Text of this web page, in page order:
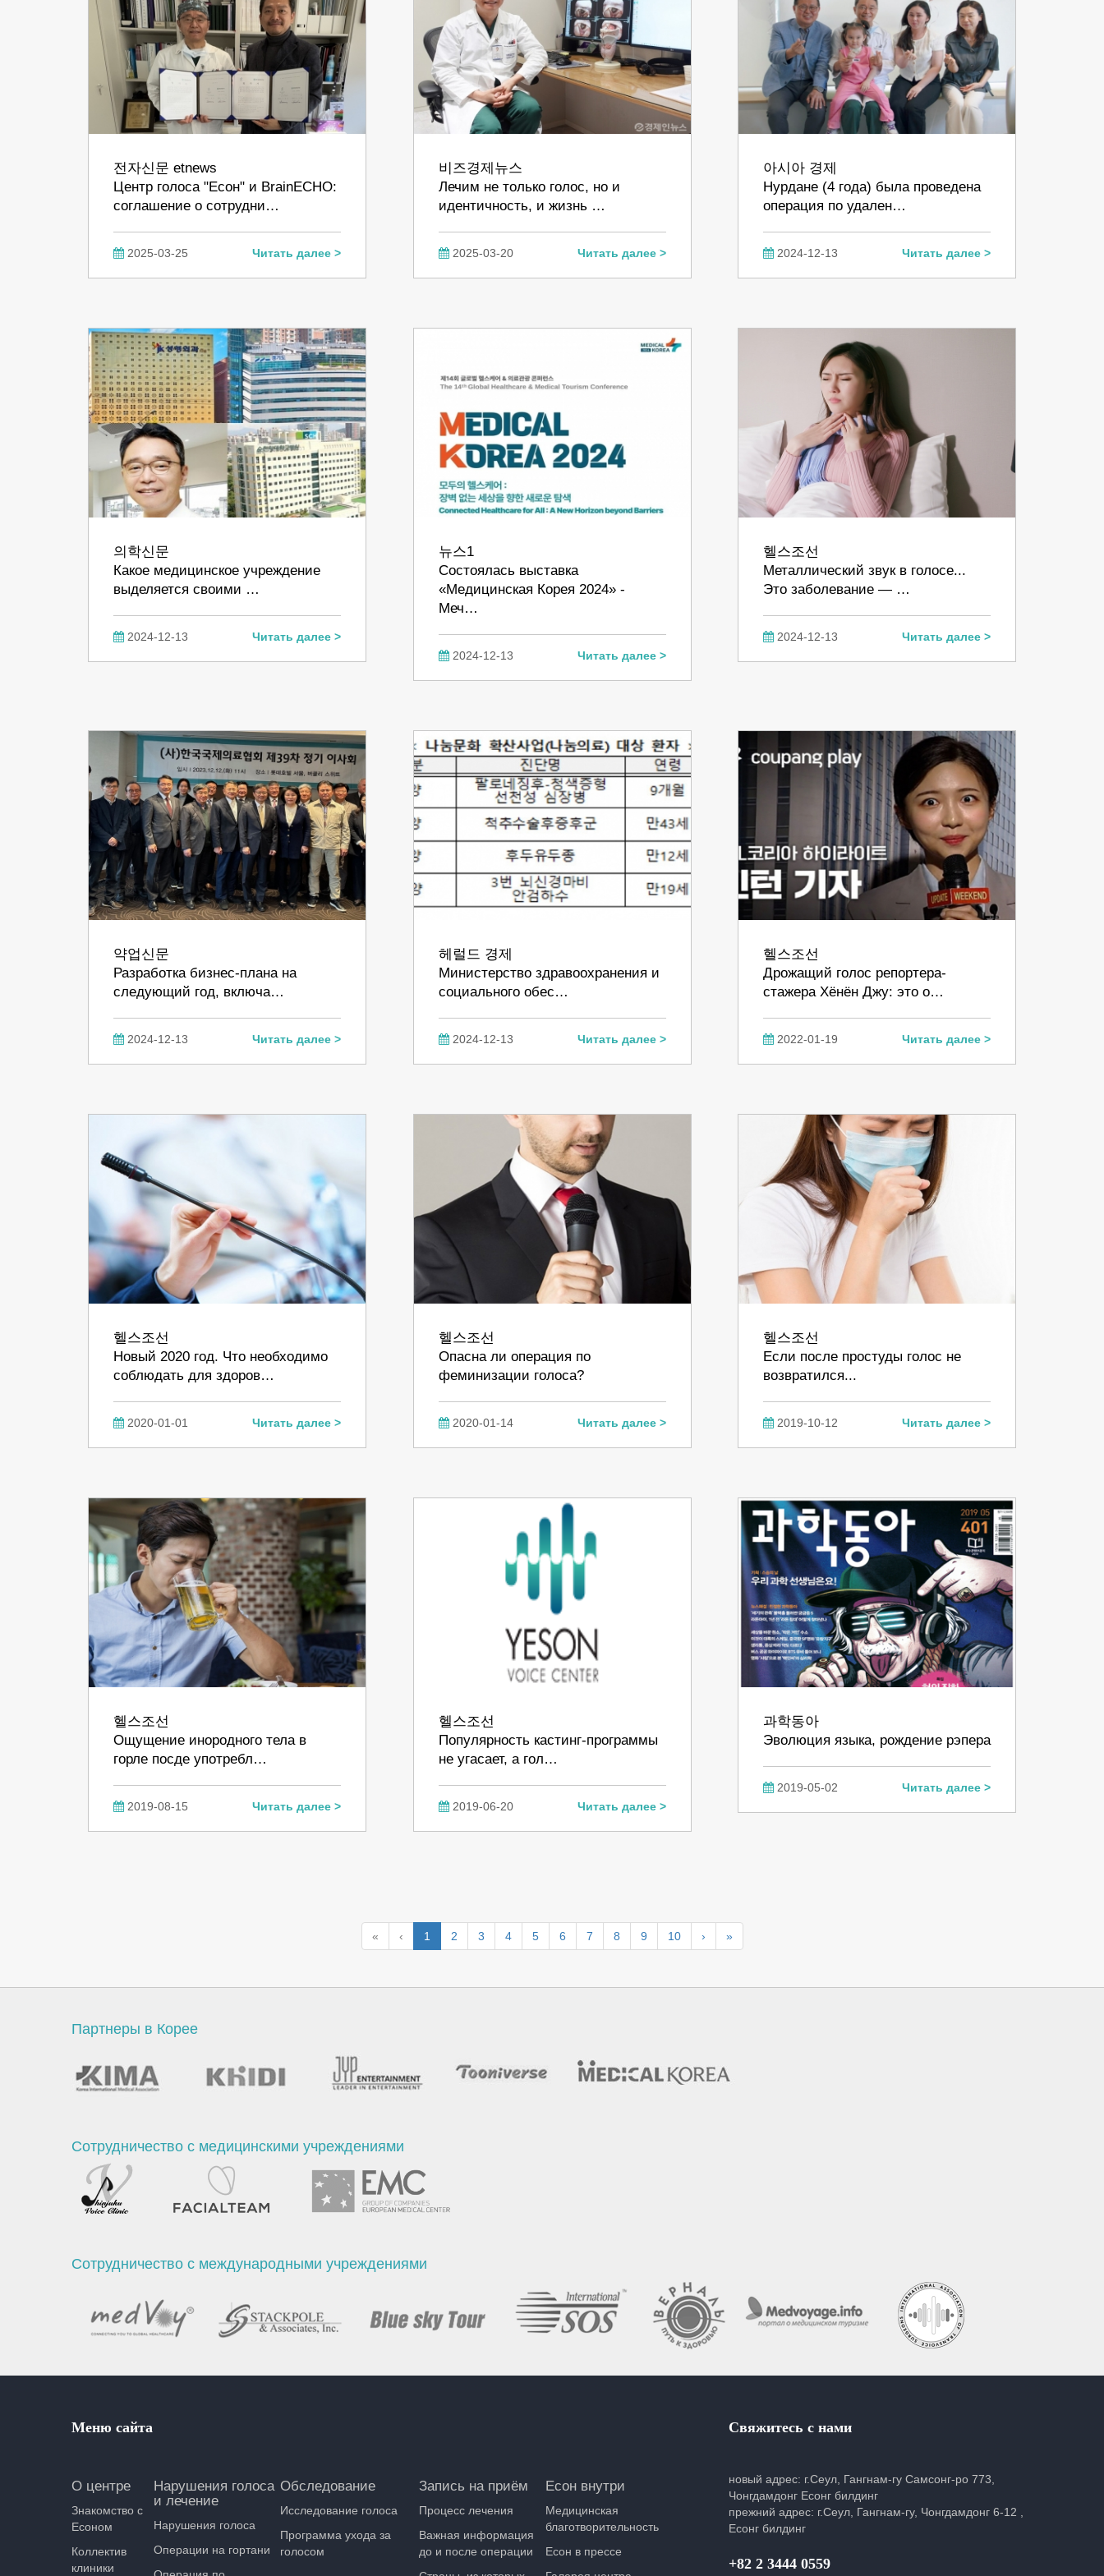
전자신문 etnews
Центр голоса "Есон" и BrainECHO:
соглашение о сотрудни…
2025-03-25 Читать далее >
비즈경제뉴스
Лечим не только голос, но и
идентичность, и жизнь …
2025-03-20 Читать далее >
아시아 경제
Нурдане (4 года) была проведена
операция по удален…
2024-12-13 Читать далее >
의학신문
Какое медицинское учреждение
выделяется своими …
2024-12-13 Читать далее >
뉴스1
Состоялась выставка
«Медицинская Корея 2024» -
Меч…
2024-12-13 Читать далее >
헬스조선
Металлический звук в голосе...
Это заболевание — …
2024-12-13 Читать далее >
약업신문
Разработка бизнес-плана на
следующий год, включа…
2024-12-13 Читать далее >
헤럴드 경제
Министерство здравоохранения и
социального обес…
2024-12-13 Читать далее >
헬스조선
Дрожащий голос репортера-
стажера Хёнён Джу: это о…
2022-01-19 Читать далее >
헬스조선
Новый 2020 год. Что необходимо
соблюдать для здоров…
2020-01-01 Читать далее >
헬스조선
Опасна ли операция по
феминизации голоса?
2020-01-14 Читать далее >
헬스조선
Если после простуды голос не
возвратился...
2019-10-12 Читать далее >
헬스조선
Ощущение инородного тела в
горле посде употребл…
2019-08-15 Читать далее >
헬스조선
Популярность кастинг-программы
не угасает, а гол…
2019-06-20 Читать далее >
과학동아
Эволюция языка, рождение рэпера
2019-05-02 Читать далее >
« ‹ 1 2 3 4 5 6 7 8 9 10 › »
Партнеры в Корее
Сотрудничество с медицинскими учреждениями
Сотрудничество с международными учреждениями
Меню сайта
О центре
Знакомство с
Есоном
Коллектив
клиники
Нарушения голоса
и лечение
Нарушения голоса
Операции на гортани
Обследование
Исследование голоса
Программа ухода за
голосом
Запись на приём
Процесс лечения
Важная информация
до и после операции
Есон внутри
Медицинская
благотворительность
Есон в прессе
Свяжитесь с нами
новый адрес: г.Сеул, Гангнам-гу Самсонг-ро 773,
Чонгдамдонг Есонг билдинг
прежний адрес: г.Сеул, Гангнам-гу, Чонгдамдонг 6-12 ,
Есонг билдинг
+82 2 3444 0559